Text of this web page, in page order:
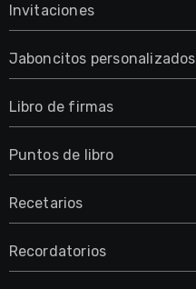
Invitaciones
Jaboncitos personalizados
Libro de firmas
Puntos de libro
Recetarios
Recordatorios